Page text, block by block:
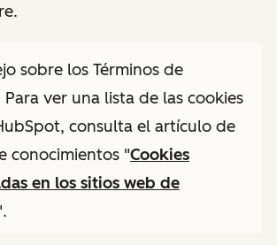
sobre los Términos de
ver una lista de las cookies
consulta el artículo de
conocimientos "Cookies
en los sitios web de